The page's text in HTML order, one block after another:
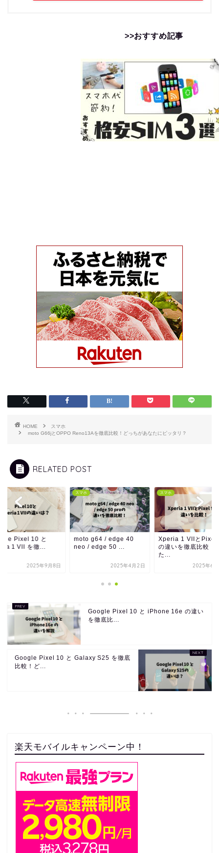
>>おすすめ記事
HOME
スマホ
moto G66jとOPPO Reno13Aを徹底比較！どっちがあなたにピッタリ？
RELATED POST
Pixel 10 と
1 VII を徹...
2025年9月8日
スマホ
moto g64 / edge 40
neo / edge 50 ...
2025年4月2日
スマホ
Xperia 1 VIIとPixel
の違いを徹底比較！
た...
2025年6
Google Pixel 10 と iPhone 16e の違い
を徹底比...
Google Pixel 10 と Galaxy S25 を徹底
比較！ど...
楽天モバイルキャンペーン中！